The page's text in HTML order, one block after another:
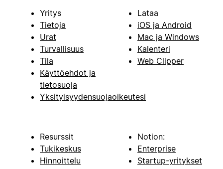
Yritys
Tietoja
Urat
Turvallisuus
Tila
Käyttöehdot ja
tietosuoja
Yksityisyydensuojaoikeutesi
Lataa
iOS ja Android
Mac ja Windows
Kalenteri
Web Clipper
Resurssit
Tukikeskus
Hinnoittelu
Notion:
Enterprise
Startup-yritykset